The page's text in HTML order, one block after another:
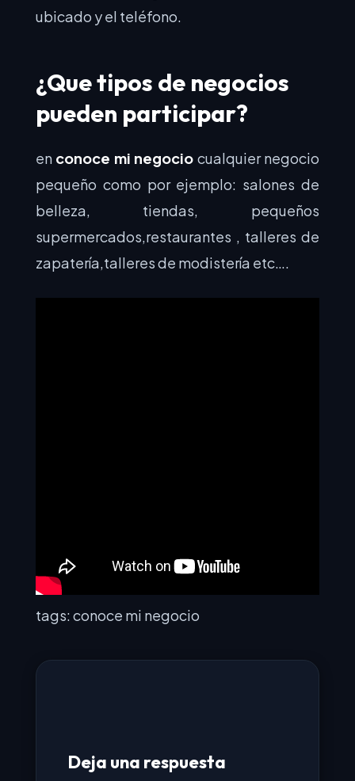
ubicado y el teléfono.
¿Que tipos de negocios
pueden participar?
en conoce mi negocio cualquier negocio
pequeño como por ejemplo: salones de
belleza, tiendas, pequeños
supermercados,restaurantes , talleres de
zapatería,talleres de modistería etc….
tags: conoce mi negocio
Deja una respuesta